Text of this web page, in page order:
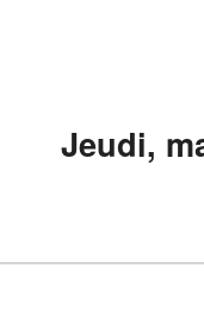
Jeudi,